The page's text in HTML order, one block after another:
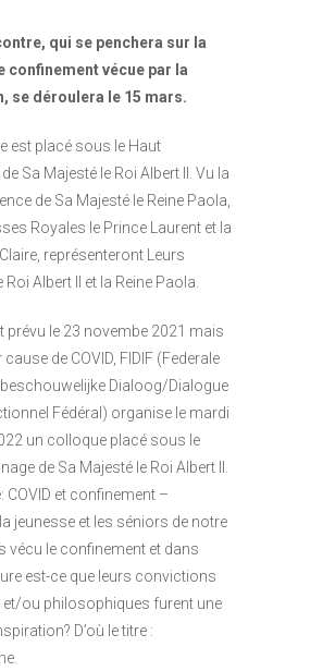
qui se penchera sur la
confinement vécue par la
se déroulera le 15 mars.
est placé sous le Haut
Sa Majesté le Roi Albert II. Vu la
de Sa Majesté le Reine Paola,
Royales le Prince Laurent et la
représenteront Leurs
Albert II et la Reine Paola.
prévu le 23 novembe 2021 mais
de COVID, FIDIF (Federale
Dialoog/Dialogue
Fédéral) organise le mardi
un colloque placé sous le
de Sa Majesté le Roi Albert II.
COVID et confinement –
jeunesse et les séniors de notre
vécu le confinement et dans
est-ce que leurs convictions
et/ou philosophiques furent une
D’où le titre :